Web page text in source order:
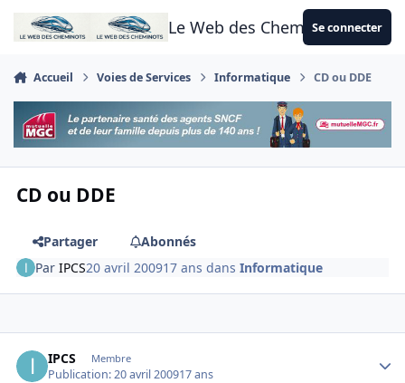
Aller au contenu
Le Web des CheminotsSe connecter
Accueil Voies de Services Informatique CD ou DDE
CD ou DDE
Partager
Abonnés
ParIPCS20 avril 200917 ans dansInformatique
IPCS Membre
Publication:20 avril 200917 ans